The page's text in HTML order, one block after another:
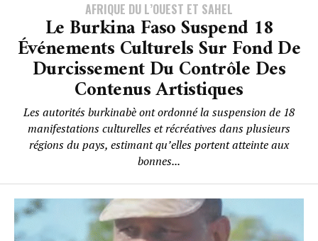
AFRIQUE DU L’OUEST ET SAHEL
Le Burkina Faso Suspend 18
Événements Culturels Sur Fond De
Durcissement Du Contrôle Des
Contenus Artistiques
Les autorités burkinabè ont ordonné la suspension de 18
manifestations culturelles et récréatives dans plusieurs
régions du pays, estimant qu’elles portent atteinte aux
bonnes...